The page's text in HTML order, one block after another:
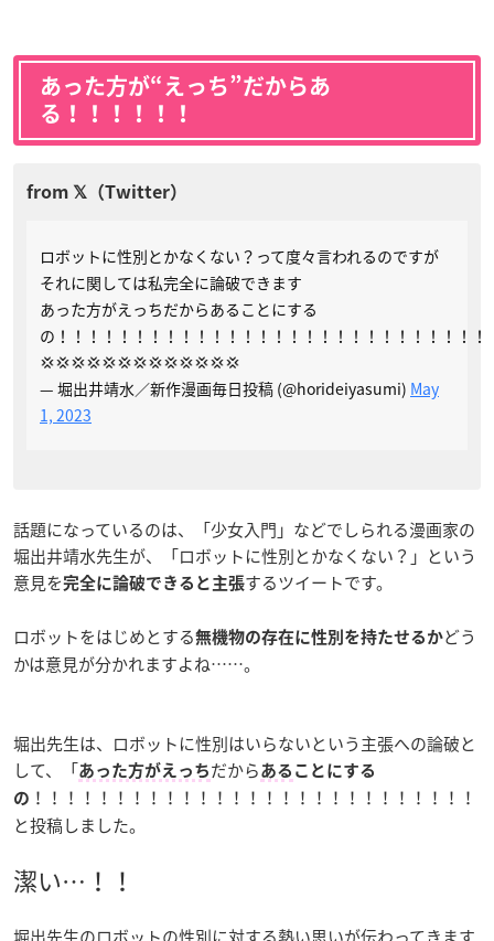
あった方が“えっち”だからあ
る！！！！！！
ロボットに性別とかなくない？って度々言われるのですが
それに関しては私完全に論破できます
あった方がえっちだからあることにする
の！！！！！！！！！！！！！！！！！！！！！！！！！！！
💢💢💢💢💢💢💢💢💢💢💢💢💢
— 堀出井靖水／新作漫画毎日投稿 (@horideiyasumi) May
1, 2023
話題になっているのは、「少女入門」などでしられる漫画家の
堀出井靖水先生が、「ロボットに性別とかなくない？」という
意見を完全に論破できると主張するツイートです。
ロボットをはじめとする無機物の存在に性別を持たせるかどう
かは意見が分かれますよね……。
堀出先生は、ロボットに性別はいらないという主張への論破と
して、「あった方がえっち だから ある ことにする
の ！！！！！！！！！！！！！！！！！！！！！！！！！！！
と投稿しました。
潔い…！！
堀出先生のロボットの性別に対する熱い思いが伝わってきます